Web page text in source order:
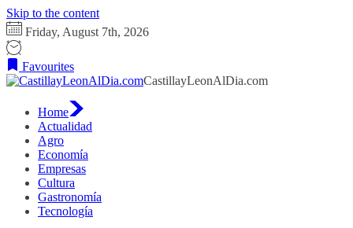
Skip to the content
Friday, August 7th, 2026
Favourites
CastillayLeonAlDia.com
Home
Actualidad
Agro
Economía
Empresas
Cultura
Gastronomía
Tecnología